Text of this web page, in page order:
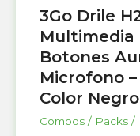
3Go Drile
Multimedia
Botones
Microfono
Color Negro
Combos / Packs /